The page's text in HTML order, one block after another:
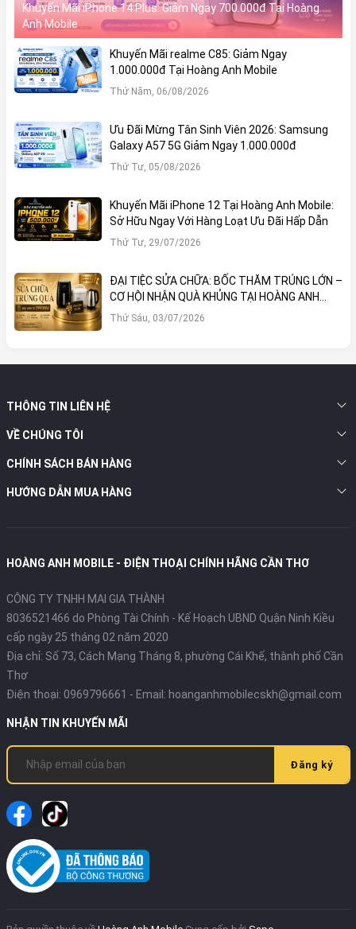
Khuyến Mãi iPhone 14 Plus: Giảm Ngay 700.000đ Tại Hoàng
Anh Mobile
Khuyến Mãi realme C85: Giảm Ngay
1.000.000đ Tại Hoàng Anh Mobile
Thứ Năm, 06/08/2026
Ưu Đãi Mừng Tân Sinh Viên 2026: Samsung
Galaxy A57 5G Giảm Ngay 1.000.000đ
Thứ Tư, 05/08/2026
Khuyến Mãi iPhone 12 Tại Hoàng Anh Mobile:
Sở Hữu Ngay Với Hàng Loạt Ưu Đãi Hấp Dẫn
Thứ Tư, 29/07/2026
ĐẠI TIỆC SỬA CHỮA: BỐC THĂM TRÚNG LỚN –
CƠ HỘI NHẬN QUÀ KHỦNG TẠI HOÀNG ANH
MOBILE
Thứ Sáu, 03/07/2026
THÔNG TIN LIÊN HỆ
VỀ CHÚNG TÔI
CHÍNH SÁCH BÁN HÀNG
HƯỚNG DẪN MUA HÀNG
HOÀNG ANH MOBILE - ĐIỆN THOẠI CHÍNH HÃNG CẦN THƠ
CÔNG TY TNHH MAI GIA THÀNH
8036521466 do Phòng Tài Chính - Kế Hoạch UBND Quận Ninh Kiều
cấp ngày 25 tháng 02 năm 2020
Địa chỉ: Số 73, Cách Mạng Tháng 8, phường Cái Khế, thành phố Cần
Thơ
Điện thoại: 0969796661 - Email: hoanganhmobilecskh@gmail.com
NHẬN TIN KHUYẾN MÃI
Đăng ký